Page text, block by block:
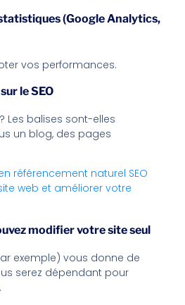
(Google Analytics,
vos performances.
le SEO
Les balises sont-elles
un blog, des pages
référencement naturel SEO
web et améliorer votre
modifier votre site seul
exemple) vous donne de
serez dépendant pour